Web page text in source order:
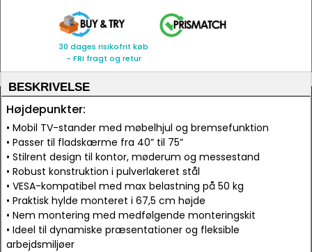
30 dages risikofrit køb
- FRI fragt og retur
BESKRIVELSE
Højdepunkter:
• Mobil TV-stander med møbelhjul og bremsefunktion
• Passer til fladskærme fra 40” til 75”
• Stilrent design til kontor, møderum og messestand
• Robust konstruktion i pulverlakeret stål
• VESA-kompatibel med max belastning på 50 kg
• Praktisk hylde monteret i 67,5 cm højde
• Nem montering med medfølgende monteringskit
• Ideel til dynamiske præsentationer og fleksible
arbejdsmiljøer